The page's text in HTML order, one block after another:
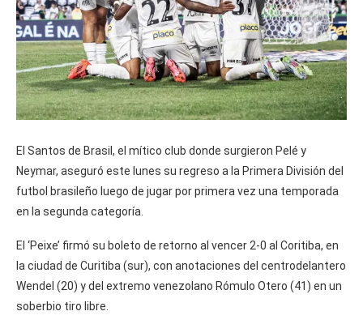
El Santos de Brasil, el mítico club donde surgieron Pelé y
Neymar, aseguró este lunes su regreso a la Primera División del
futbol brasileño luego de jugar por primera vez una temporada
en la segunda categoría.
El ‘Peixe’ firmó su boleto de retorno al vencer 2-0 al Coritiba, en
la ciudad de Curitiba (sur), con anotaciones del centrodelantero
Wendel (20) y del extremo venezolano Rómulo Otero (41) en un
soberbio tiro libre.